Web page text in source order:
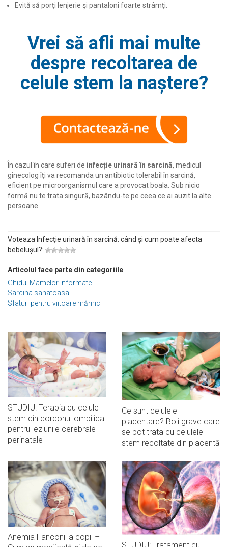
Evită să porți lenjerie și pantaloni foarte strâmți.
Vrei să afli mai multe
despre recoltarea de
celule stem la naștere?
În cazul în care suferi de infecție urinară în sarcină, medicul
ginecolog îți va recomanda un antibiotic tolerabil în sarcină,
eficient pe microorganismul care a provocat boala. Sub nicio
formă nu te trata singură, bazându-te pe ceea ce ai auzit la alte
persoane.
Voteaza Infecție urinară în sarcină: când și cum poate afecta
bebelușul?:
Articolul face parte din categoriile
Ghidul Mamelor Informate
Sarcina sanatoasa
Sfaturi pentru viitoare mămici
STUDIU: Terapia cu celule
stem din cordonul ombilical
pentru leziunile cerebrale
perinatale
Ce sunt celulele
placentare? Boli grave care
se pot trata cu celulele
stem recoltate din placentă
Anemia Fanconi la copii –